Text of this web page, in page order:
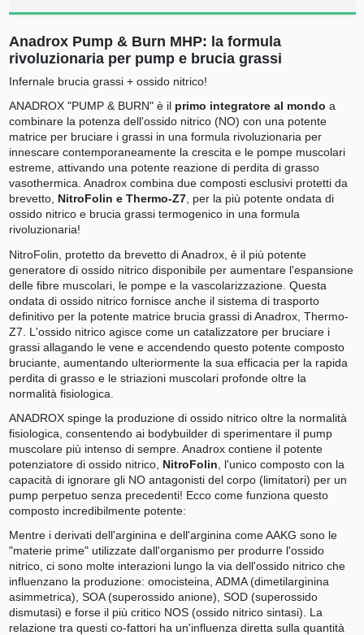
Anadrox Pump & Burn MHP: la formula
rivoluzionaria per pump e brucia grassi
Infernale brucia grassi + ossido nitrico!
ANADROX "PUMP & BURN" è il primo integratore al mondo a
combinare la potenza dell'ossido nitrico (NO) con una potente
matrice per bruciare i grassi in una formula rivoluzionaria per
innescare contemporaneamente la crescita e le pompe muscolari
estreme, attivando una potente reazione di perdita di grasso
vasothermica. Anadrox combina due composti esclusivi protetti da
brevetto, NitroFolin e Thermo-Z7, per la più potente ondata di
ossido nitrico e brucia grassi termogenico in una formula
rivoluzionaria!
NitroFolin, protetto da brevetto di Anadrox, è il più potente
generatore di ossido nitrico disponibile per aumentare l'espansione
delle fibre muscolari, le pompe e la vascolarizzazione. Questa
ondata di ossido nitrico fornisce anche il sistema di trasporto
definitivo per la potente matrice brucia grassi di Anadrox, Thermo-
Z7. L'ossido nitrico agisce come un catalizzatore per bruciare i
grassi allagando le vene e accendendo questo potente composto
bruciante, aumentando ulteriormente la sua efficacia per la rapida
perdita di grasso e le striazioni muscolari profonde oltre la
normalità fisiologica.
ANADROX spinge la produzione di ossido nitrico oltre la normalità
fisiologica, consentendo ai bodybuilder di sperimentare il pump
muscolare più intenso di sempre. Anadrox contiene il potente
potenziatore di ossido nitrico, NitroFolin , l'unico composto con la
capacità di ignorare gli NO antagonisti del corpo (limitatori) per un
pump perpetuo senza precedenti! Ecco come funziona questo
composto incredibilmente potente:
Mentre i derivati dell'arginina e dell'arginina come AAKG sono le
"materie prime" utilizzate dall'organismo per produrre l'ossido
nitrico, ci sono molte interazioni lungo la via dell'ossido nitrico che
influenzano la produzione: omocisteina, ADMA (dimetilarginina
asimmetrica), SOA (superossido anione), SOD (superossido
dismutasi) e forse il più critico NOS (ossido nitrico sintasi). La
relazione tra questi co-fattori ha un'influenza diretta sulla quantità